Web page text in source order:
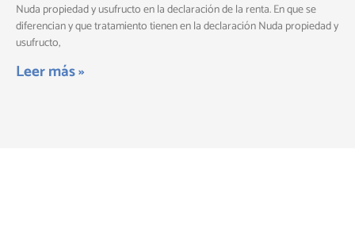
Nuda propiedad y usufructo en la declaración de la renta. En que se
diferencian y que tratamiento tienen en la declaración Nuda propiedad y
usufructo,
Leer más »